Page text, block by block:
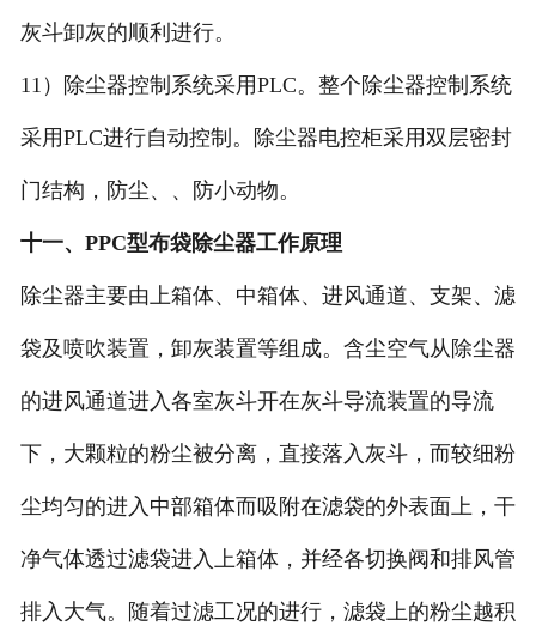
灰斗卸灰的顺利进行。
11）除尘器控制系统采用PLC。整个除尘器控制系统
采用PLC进行自动控制。除尘器电控柜采用双层密封
门结构，防尘、、防小动物。
十一、PPC型布袋除尘器工作原理
除尘器主要由上箱体、中箱体、进风通道、支架、滤
袋及喷吹装置，卸灰装置等组成。含尘空气从除尘器
的进风通道进入各室灰斗开在灰斗导流装置的导流
下，大颗粒的粉尘被分离，直接落入灰斗，而较细粉
尘均匀的进入中部箱体而吸附在滤袋的外表面上，干
净气体透过滤袋进入上箱体，并经各切换阀和排风管
排入大气。随着过滤工况的进行，滤袋上的粉尘越积